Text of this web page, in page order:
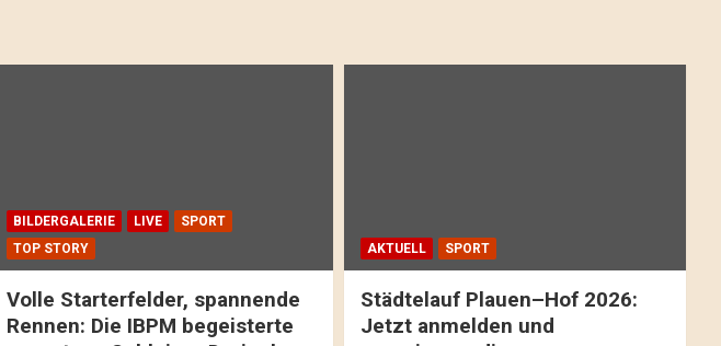
BILDERGALERIE LIVE
SPORT
TOP STORY
Volle Starterfelder, spannende
Rennen: Die IBPM begeisterte
AKTUELL SPORT
Städtelauf Plauen–Hof 2026:
Jetzt anmelden und